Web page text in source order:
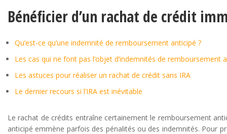
Bénéficier d’un rachat de crédit
Qu’est-ce qu’une indemnité de remboursement anticipé ?
Les cas qui ne font pas l’objet d’indemnités de remboursement
Les astuces pour réaliser un rachat de crédit sans IRA
Le dernier recours si l’IRA est inévitable
Le rachat de crédits entraîne certainement le remboursement
anticipé emmène parfois des pénalités ou des indemnités. Pour